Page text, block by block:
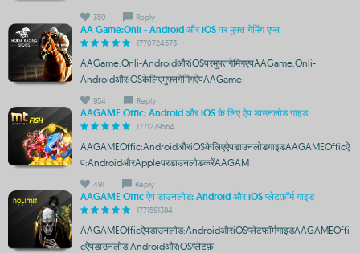
359 Reply
AA Game:Onli - Android और iOS पर मुफ्त गेमिंग एप्स
1770724573
AAGame:Onli-AndroidऔरiOSपरमुफ्तगेमिंगएपAAGame:Onli-
AndroidऔरiOSकेलिएमुफ्तगेमिंगऐपAAGame:
954 Reply
AAGAME Offic: Android और iOS के लिए ऐप डाउनलोड गाइड
1771279564
AAGAMEOffic:AndroidऔरiOSकेलिएऐपडाउनलोडगाइडAAGAMEOfficऐ
प:AndroidऔरAppleपरडाउनलोडकरेंAAGAM
491 Reply
AAGAME Offic ऐप डाउनलोड: Android और iOS प्लेटफ़ॉर्म गाइड
1771591384
AAGAMEOfficऐपडाउनलोड:AndroidऔरiOSप्लेटफ़ॉर्मगाइडAAGAMEOffi
cऐपडाउनलोड:AndroidऔरiOSप्लेटफ़